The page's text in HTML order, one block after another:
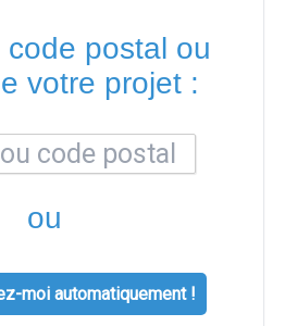
code postal ou
votre projet :
ou
moi automatiquement !